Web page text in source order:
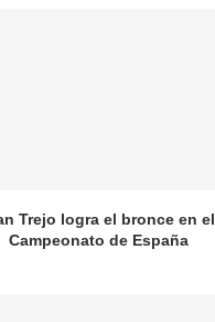
Trejo logra el bronce en el
Campeonato de España